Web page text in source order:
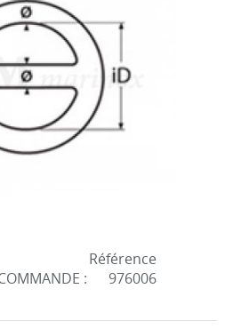
:
Référence
976006